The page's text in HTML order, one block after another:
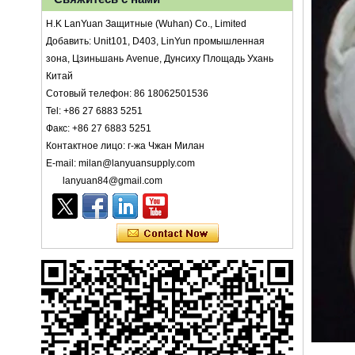
H.K LanYuan Защитные (Wuhan) Co., Limited
Добавить: Unit101, D403, LinYun промышленная
зона, Цзиньшань Avenue, Дунсиху Площадь Ухань
Китай
Сотовый телефон: 86 18062501536
Tel: +86 27 6883 5251
Факс: +86 27 6883 5251
Контактное лицо: г-жа Чжан Милан
E-mail: milan@lanyuansupply.com
lanyuan84@gmail.com